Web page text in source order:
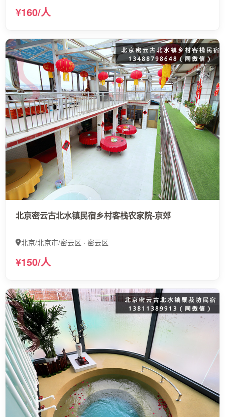
¥160/人
北京密云古北水镇民宿乡村客栈农家院-京郊
北京/北京市/密云区 · 密云区
¥150/人